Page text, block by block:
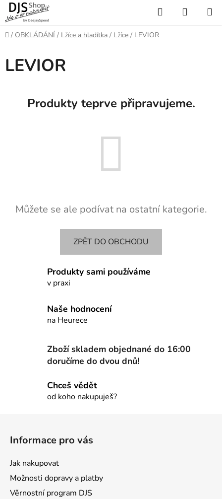
Přejít
na
obsah
Hledat
KOŠÍK
Domů
/ OBKLÁDÁNÍ / Lžíce a hladítka / Lžíce / LEVIOR
LEVIOR
Produkty teprve připravujeme.
Můžete se ale podívat na ostatní kategorie.
ZPĚT DO OBCHODU
Produkty sami používáme
v praxi
Naše hodnocení
na Heurece
Zboží skladem objednané do 16:00
doručíme do dvou dnů!
Chceš vědět
od koho nakupuješ?
Informace pro vás
Jak nakupovat
Možnosti dopravy a platby
Věrnostní program DJS